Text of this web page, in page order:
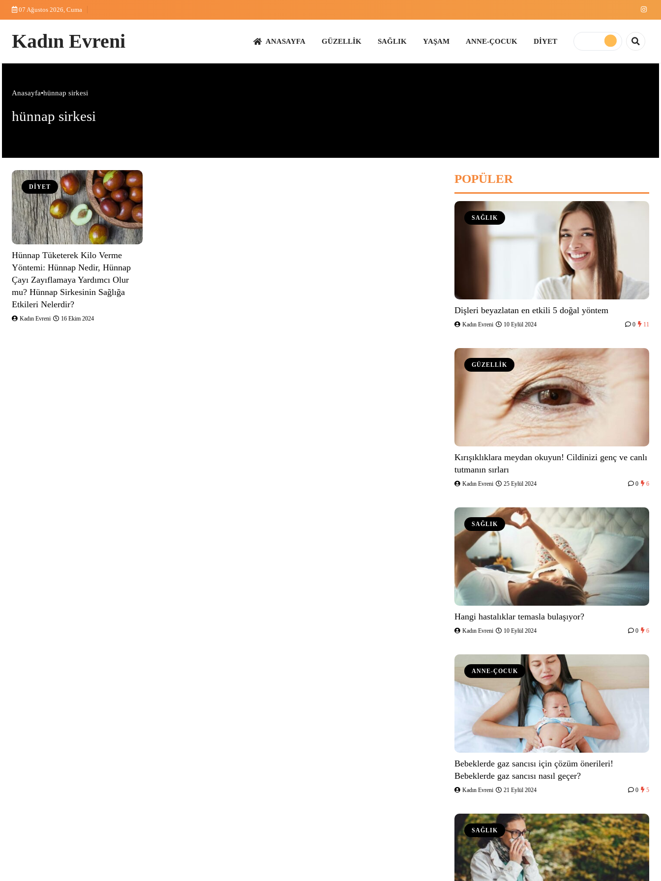
Skip
07 Ağustos 2026, Cuma
Kadın Evreni ANASAYFA GÜZELLİK SAĞLIK YAŞAM ANNE-ÇOCUK DİYET
Anasayfa•hünnap sirkesi
hünnap sirkesi
DİYET
Hünnap Tüketerek Kilo Verme
Yöntemi: Hünnap Nedir, Hünnap
Çayı Zayıflamaya Yardımcı Olur
mu? Hünnap Sirkesinin Sağlığa
Etkileri Nelerdir?
Kadın Evreni 16 Ekim 2024
POPÜLER
SAĞLIK
Dişleri beyazlatan en etkili 5 doğal yöntem
Kadın Evreni 10 Eylül 2024 0 11
GÜZELLİK
Kırışıklıklara meydan okuyun! Cildinizi genç ve canlı
tutmanın sırları
Kadın Evreni 25 Eylül 2024 0 6
SAĞLIK
Hangi hastalıklar temasla bulaşıyor?
Kadın Evreni 10 Eylül 2024 0 6
ANNE-ÇOCUK
Bebeklerde gaz sancısı için çözüm önerileri!
Bebeklerde gaz sancısı nasıl geçer?
Kadın Evreni 21 Eylül 2024 0 5
SAĞLIK